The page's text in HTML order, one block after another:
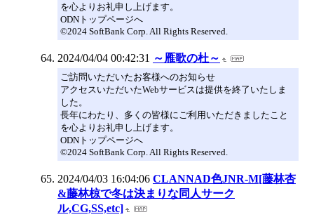
を心よりお礼申し上げます。
ODNトップページへ
©2024 SoftBank Corp. All Rights Reserved.
2024/04/04 00:42:31 ～雁歌の杜～
ご訪問いただいたお客様へのお知らせ
アクセスいただいたWebサービスは提供を終了いたしま
した。
長年にわたり、多くの皆様にご利用いただきましたこと
を心よりお礼申し上げます。
ODNトップページへ
©2024 SoftBank Corp. All Rights Reserved.
2024/04/03 16:04:06 CLANNAD色JNR-M[藤林杏
&藤林椋で冬は決まりな同人サーク
ル,CG,SS,etc]